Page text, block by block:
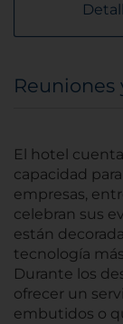
Reuniones
El hotel
capacidad
empresas,
celebran sus
están
tecnología
Durante los
ofrecer un
embutidos o